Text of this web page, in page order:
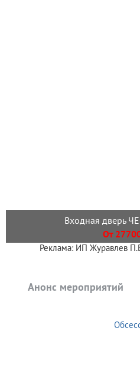
Входная дверь
От
Реклама: ИП Журавлев
Анонс мероприятий